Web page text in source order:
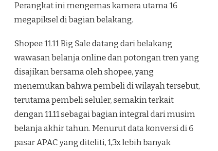
Perangkat ini mengemas kamera utama 16
megapiksel di bagian belakang.
Shopee 11.11 Big Sale datang dari belakang
wawasan belanja online dan potongan tren yang
disajikan bersama oleh shopee, yang
menemukan bahwa pembeli di wilayah tersebut,
terutama pembeli seluler, semakin terkait
dengan 11.11 sebagai bagian integral dari musim
belanja akhir tahun. Menurut data konversi di 6
pasar APAC yang diteliti, 1,3x lebih banyak